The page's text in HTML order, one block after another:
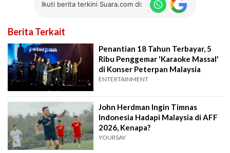
Ikuti berita terkini Suara.com di:
Berita Terkait
Penantian 18 Tahun Terbayar, 5
Ribu Penggemar 'Karaoke Massal'
di Konser Peterpan Malaysia
ENTERTAINMENT
John Herdman Ingin Timnas
Indonesia Hadapi Malaysia di AFF
2026, Kenapa?
YOURSAY